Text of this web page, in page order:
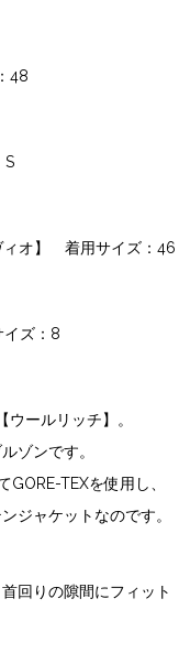
48
S
オ】 着用サイズ：46
ズ：8
ールリッチ】。
ゾンです。
TEXを使用し、
ジャケットなのです。
回りの隙間にフィット